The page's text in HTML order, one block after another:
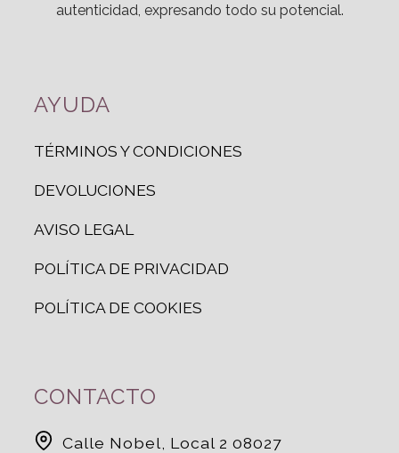
autenticidad, expresando todo su potencial.
AYUDA
TÉRMINOS Y CONDICIONES
DEVOLUCIONES
AVISO LEGAL
POLÍTICA DE PRIVACIDAD
POLÍTICA DE COOKIES
CONTACTO
Calle Nobel, Local 2 08027